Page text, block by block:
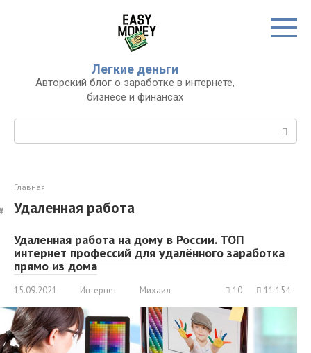
Легкие деньги
Авторский блог о заработке в интернете,
бизнесе и финансах
Поиск:
Главная
Удаленная работа
Удаленная работа на дому в России. ТОП
интернет профессий для удалённого заработка
прямо из дома
15.09.2021 Интернет Михаил 10 11 154